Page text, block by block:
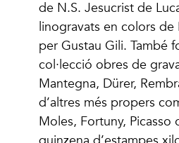
de N.S. Jesucrist de
linogravats en colors de
per Gustau Gili. També
col·lecció obres de
Mantegna, Dürer,
d’altres més propers
Moles, Fortuny, Picasso